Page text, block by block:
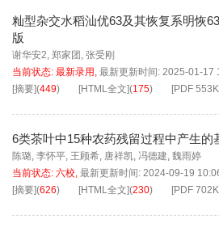
籼型杂交水稻汕优63及其恢复系明恢
版
谢华安2, 郑家团 , 张受刚
当前状态: 最新录用 , 最新更新时间: 2025-01-17
[摘要](449) [HTML全文](175) [PDF
6类茶叶中15种农药残留过程中产生的
陈璐, 李怀平, 王顾希, 唐祥凯, 冯德建, 魏雨婷
当前状态: 六校, 最新更新时间: 2024-09-19
[摘要](626) [HTML全文](230) [PDF